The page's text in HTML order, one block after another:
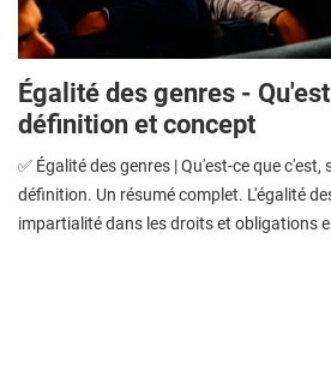
Égalité des genres -
définition et concept
✅ Égalité des genres | Qu'est-ce que c'est,
définition. Un résumé complet. L'égalité
impartialité dans les droits et obligations